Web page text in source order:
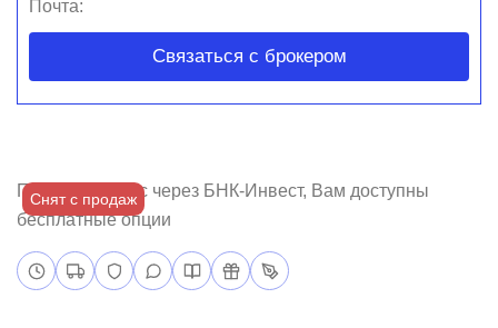
Снят с продаж
Покупая бизнес через БНК-Инвест, Вам доступны
бесплатные опции
Почта:
Связаться с брокером